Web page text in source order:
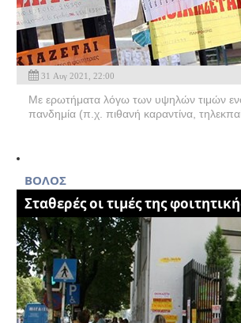
31 Αυγ 2021, 22:00
Με ερωτήματα λόγω των υψηλών τιμών
πανδημία (π.χ. πιθανή καραντίνα,
BOΛΟΣ
Σταθερές oι τιμές της